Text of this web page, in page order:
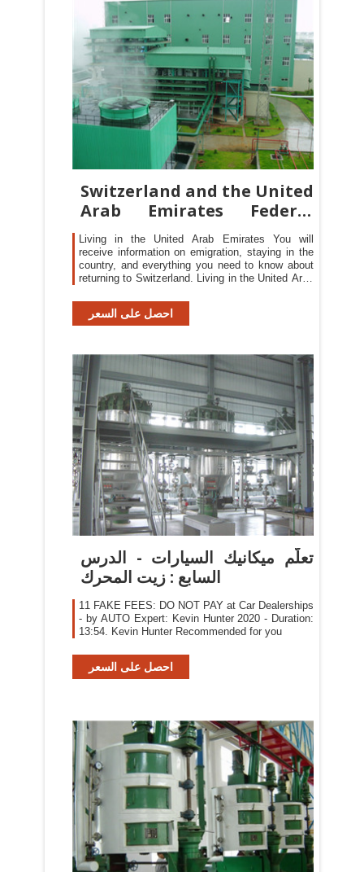
Switzerland and the United
Arab Emirates Federal
Council
Living in the United Arab Emirates You will
receive information on emigration, staying in the
country, and everything you need to know about
returning to Switzerland. Living in the United Arab
responsible Swiss representation provides
information on visa requirements and how to
احصل على السعر
تعلُّم ميكانيك السيارات - الدرس
السابع : زيت المحرك
11 FAKE FEES: DO NOT PAY at Car Dealerships
- by AUTO Expert: Kevin Hunter 2020 - Duration:
13:54. Kevin Hunter Recommended for you
احصل على السعر